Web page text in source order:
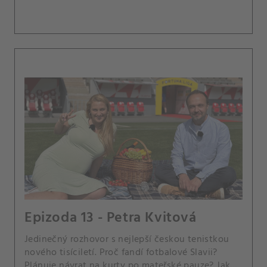
Epizoda 13 - Petra Kvitová
Jedinečný rozhovor s nejlepší českou tenistkou
nového tisíciletí. Proč fandí fotbalové Slavii?